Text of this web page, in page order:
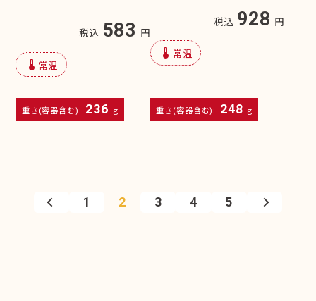
税込 583 円
device_thermostat 常温
重さ(容器含む): 236 g
税込 928 円
device_thermostat 常温
重さ(容器含む): 248 g
1 2 3 4 5